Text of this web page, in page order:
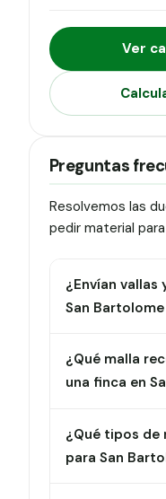
Ver
Preguntas
Resolvemos las
pedir material
¿Envían vallas
San
¿Qué malla
una finca en
¿Qué tipos de
para San